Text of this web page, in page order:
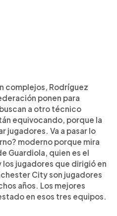
complejos, Rodríguez
ponen para
a otro técnico
equivocando, porque la
jugadores. Va a pasar lo
moderno porque mira
Guardiola, quien es el
jugadores que dirigió en
City son jugadores
años. Los mejores
en esos tres equipos.